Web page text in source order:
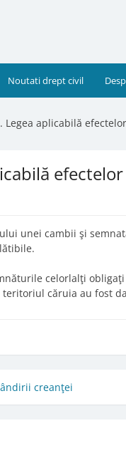
Noutati drept civil
Legea aplicabilă
unei cambii şi
celorlalţi
căruia au fost
creanţei